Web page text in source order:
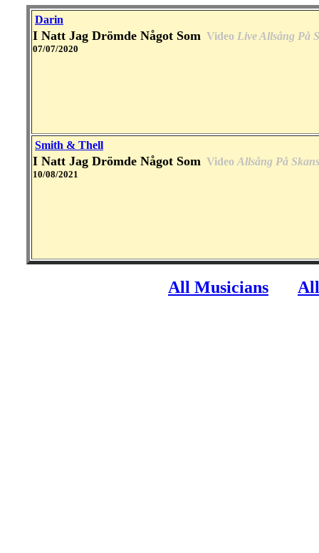
Darin
I Natt Jag Drömde Något Som Video Live Allsång På
07/07/2020
Smith & Thell
I Natt Jag Drömde Något Som Video Allsång På
10/08/2021
All Musicians